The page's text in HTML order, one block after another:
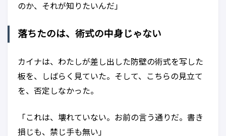
のか、それが知りたいんだ」
落ちたのは、術式の中身じゃない
カイナは、わたしが差し出した防壁の術式を写した
板を、しばらく見ていた。そして、こちらの見立て
を、否定しなかった。
「これは、壊れていない。お前の言う通りだ。書き
損じも、禁じ手も無い」